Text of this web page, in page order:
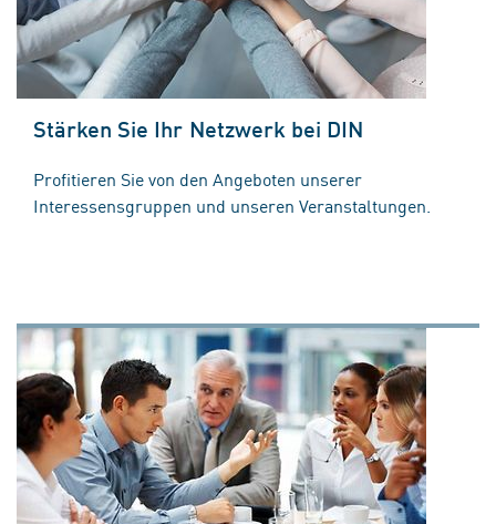
Stärken Sie Ihr Netzwerk bei DIN
Profitieren Sie von den Angeboten unserer
Interessensgruppen und unseren Veranstaltungen.